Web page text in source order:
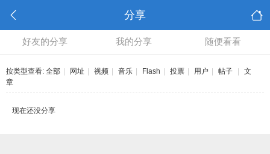
分享
好友的分享 我的分享 随便看看
按类型查看: 全部 网址 视频 音乐 Flash 投票 用户 帖子
文
章
现在还没分享